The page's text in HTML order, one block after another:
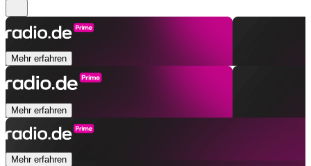
Mehr erfahren
Mehr erfahren
Mehr erfahren